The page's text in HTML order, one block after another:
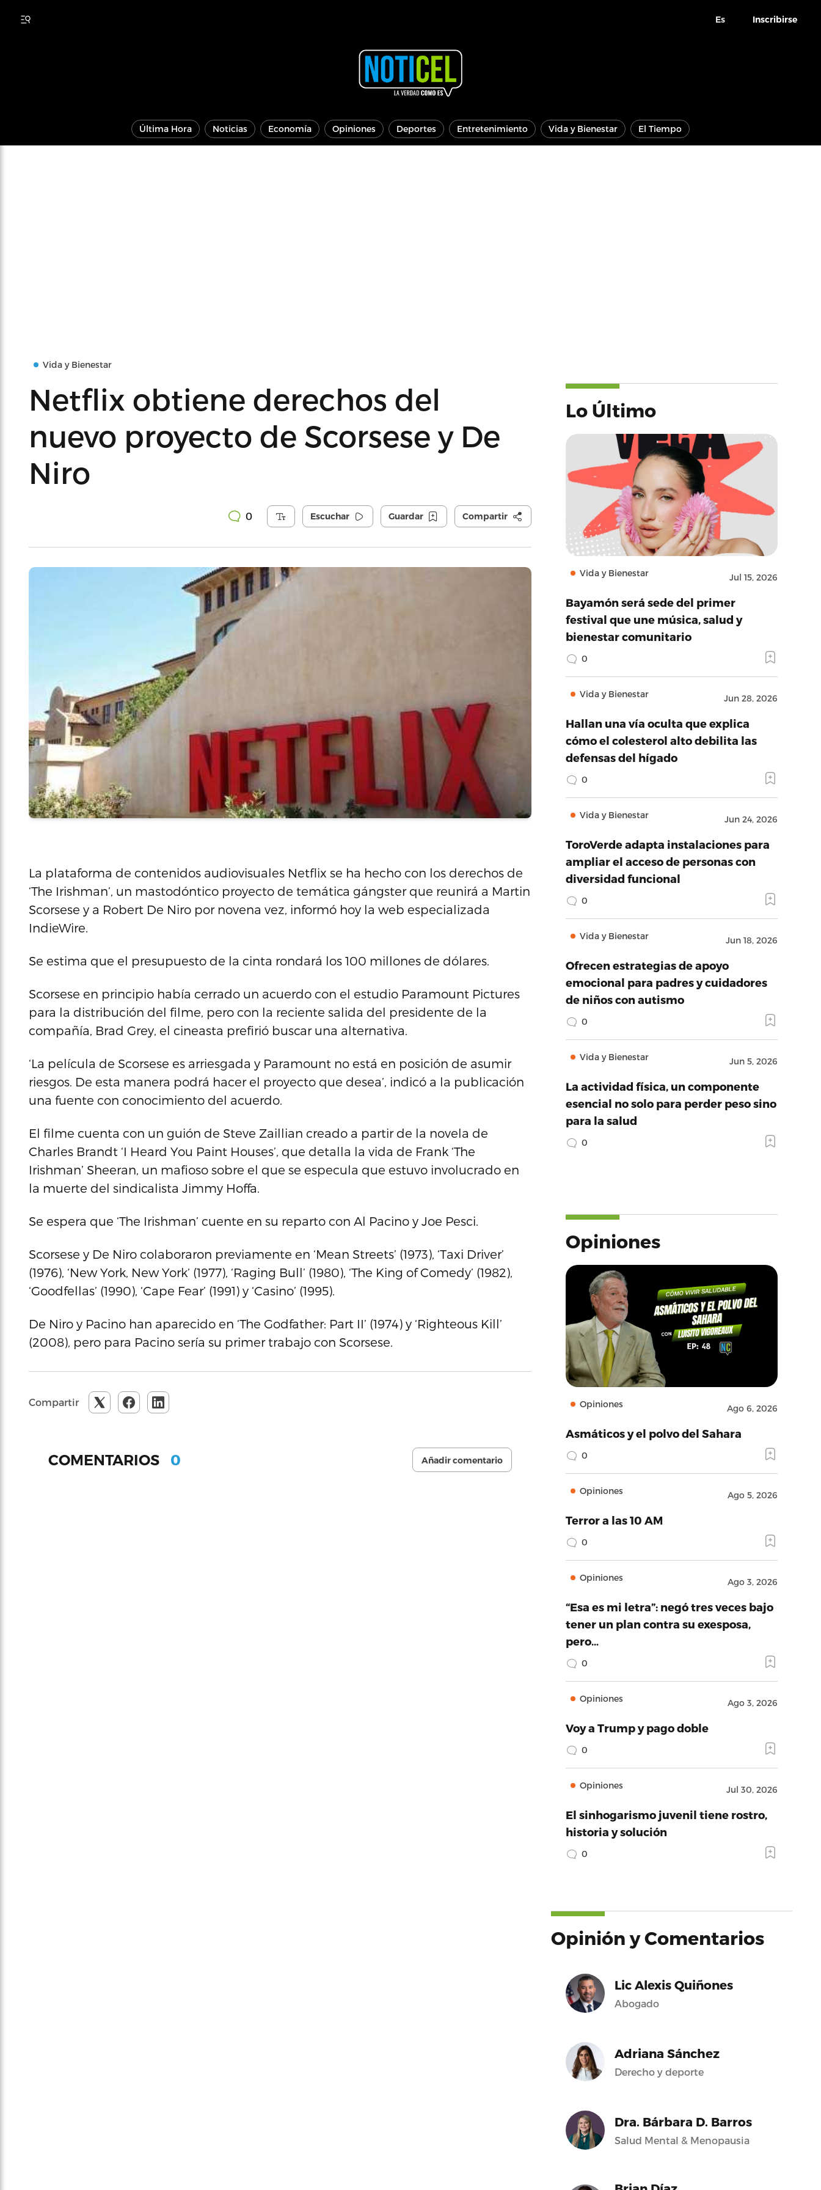
Es Inscribirse
Última Hora Noticias Economía Opiniones Deportes Entretenimiento Vida y Bienestar El Tiempo
Vida y Bienestar
Netflix obtiene derechos del
nuevo proyecto de Scorsese y De
Niro
0 Escuchar Guardar Compartir
La plataforma de contenidos audiovisuales Netflix se ha hecho con los derechos de
‘The Irishman’, un mastodóntico proyecto de temática gángster que reunirá a Martin
Scorsese y a Robert De Niro por novena vez, informó hoy la web especializada
IndieWire.
Se estima que el presupuesto de la cinta rondará los 100 millones de dólares.
Scorsese en principio había cerrado un acuerdo con el estudio Paramount Pictures
para la distribución del filme, pero con la reciente salida del presidente de la
compañía, Brad Grey, el cineasta prefirió buscar una alternativa.
‘La película de Scorsese es arriesgada y Paramount no está en posición de asumir
riesgos. De esta manera podrá hacer el proyecto que desea’, indicó a la publicación
una fuente con conocimiento del acuerdo.
El filme cuenta con un guión de Steve Zaillian creado a partir de la novela de
Charles Brandt ‘I Heard You Paint Houses’, que detalla la vida de Frank ‘The
Irishman’ Sheeran, un mafioso sobre el que se especula que estuvo involucrado en
la muerte del sindicalista Jimmy Hoffa.
Se espera que ‘The Irishman’ cuente en su reparto con Al Pacino y Joe Pesci.
Scorsese y De Niro colaboraron previamente en ‘Mean Streets’ (1973), ‘Taxi Driver’
(1976), ‘New York, New York’ (1977), ‘Raging Bull’ (1980), ‘The King of Comedy’ (1982),
‘Goodfellas’ (1990), ‘Cape Fear’ (1991) y ‘Casino’ (1995).
De Niro y Pacino han aparecido en ‘The Godfather: Part II’ (1974) y ‘Righteous Kill’
(2008), pero para Pacino sería su primer trabajo con Scorsese.
Compartir
COMENTARIOS 0 Añadir comentario
Lo Último
Vida y Bienestar Jul 15, 2026
Bayamón será sede del primer
festival que une música, salud y
bienestar comunitario
0
Vida y Bienestar Jun 28, 2026
Hallan una vía oculta que explica
cómo el colesterol alto debilita las
defensas del hígado
0
Vida y Bienestar Jun 24, 2026
ToroVerde adapta instalaciones para
ampliar el acceso de personas con
diversidad funcional
0
Vida y Bienestar Jun 18, 2026
Ofrecen estrategias de apoyo
emocional para padres y cuidadores
de niños con autismo
0
Vida y Bienestar Jun 5, 2026
La actividad física, un componente
esencial no solo para perder peso sino
para la salud
0
Opiniones
Opiniones Ago 6, 2026
Asmáticos y el polvo del Sahara
0
Opiniones Ago 5, 2026
Terror a las 10 AM
0
Opiniones Ago 3, 2026
“Esa es mi letra”: negó tres veces bajo
tener un plan contra su exesposa,
pero…
0
Opiniones Ago 3, 2026
Voy a Trump y pago doble
0
Opiniones Jul 30, 2026
El sinhogarismo juvenil tiene rostro,
historia y solución
0
Opinión y Comentarios
Lic Alexis Quiñones
Abogado
Adriana Sánchez
Derecho y deporte
Dra. Bárbara D. Barros
Salud Mental & Menopausia